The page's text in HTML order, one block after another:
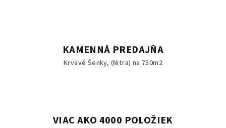
KAMENNÁ PREDAJŇA
Krvavé Šenky, (Nitra) na 750m2
VIAC AKO 4000 POLOŽIEK